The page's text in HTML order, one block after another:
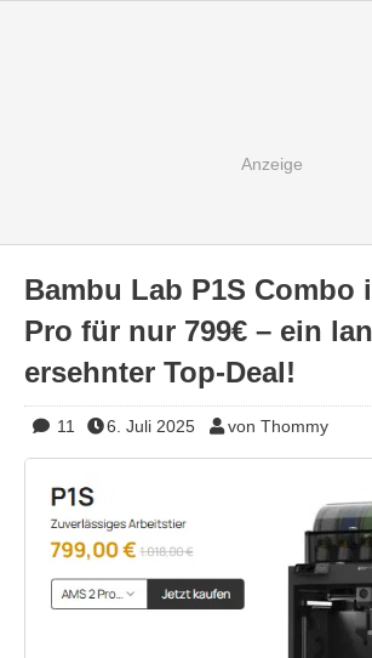
Bambu Lab P1S Combo
Pro für nur 799€ – ein
ersehnter Top-Deal!
11 6. Juli 2025 von Thommy